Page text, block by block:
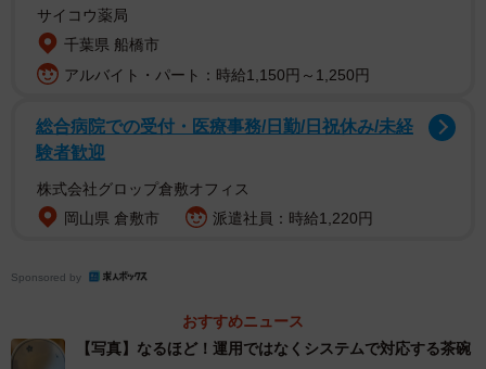
こちらが運用ではなくシステムで対応する茶碗（GUTTIさん提供）
表面に凹凸をつけるエンボス加工を施すことで、米粒がへ
サイコウ薬局
千葉県 船橋市
アルバイト・パート：時給1,150円～1,250円
総合病院での受付・医療事務/日勤/日祝休み/未経
験者歓迎
株式会社グロップ倉敷オフィス
岡山県 倉敷市
派遣社員：時給1,220円
Sponsored by
おすすめニュース
【写真】なるほど！運用ではなくシステムで対応する茶碗